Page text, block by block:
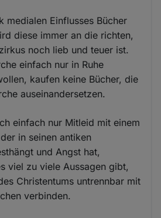
medialen Einflusses Bücher
diese immer an die richten,
noch lieb und teuer ist.
einfach nur in Ruhe
kaufen keine Bücher, die
auseinandersetzen.
einfach nur Mitleid mit einem
in seinen antiken
und Angst hat,
viel zu viele Aussagen gibt,
Christentums untrennbar mit
verbinden.